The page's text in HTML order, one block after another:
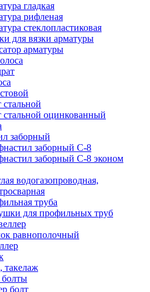
гладкая
рифленая
стеклопластиковая
для вязки арматуры
арматуры
стальной
стальной оцинкованный
заборный
заборный С-8
заборный С-8 эконом
водогазопроводная,
труба
для профильных труб
равнополочный
такелаж
болт